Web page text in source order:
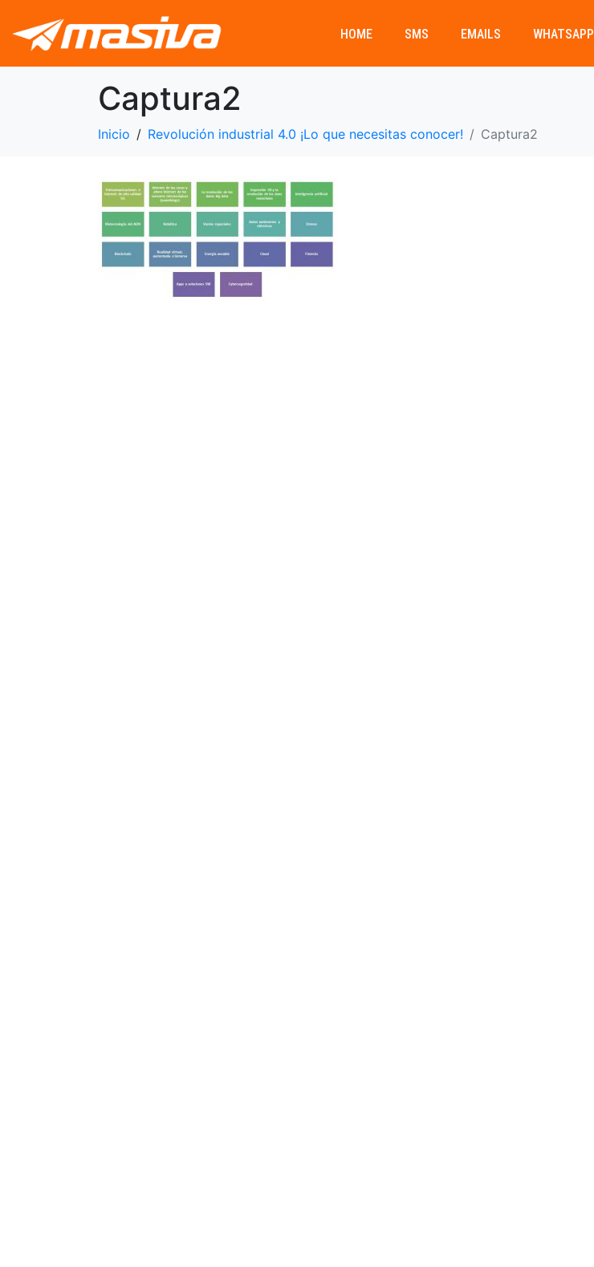
HOME SMS EMAILS WHATSAPP
Captura2
Inicio Revolución industrial 4.0 ¡Lo que necesitas conocer! Captura2